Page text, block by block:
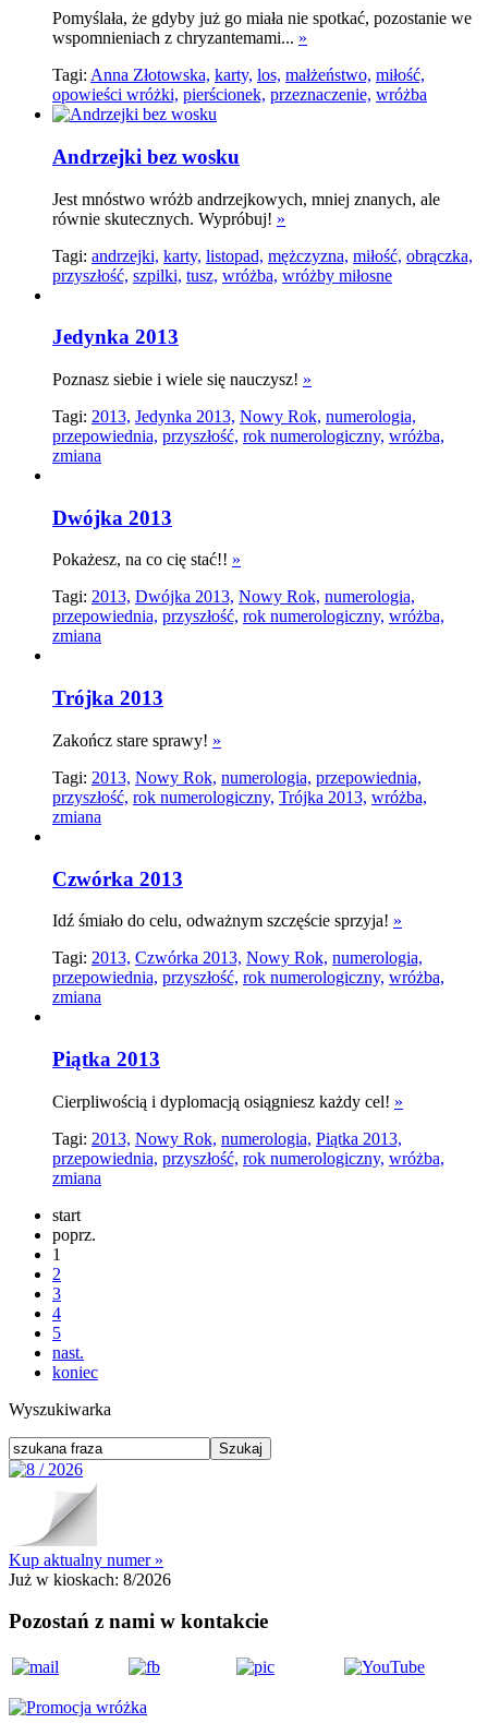
Pomyślała, że gdyby już go miała nie spotkać, pozostanie we
wspomnieniach z chryzantemami... »
Tagi: Anna Złotowska, karty, los, małżeństwo, miłość,
opowieści wróżki, pierścionek, przeznaczenie, wróżba
Andrzejki bez wosku
Jest mnóstwo wróżb andrzejkowych, mniej znanych, ale
równie skutecznych. Wypróbuj! »
Tagi: andrzejki, karty, listopad, mężczyzna, miłość, obrączka,
przyszłość, szpilki, tusz, wróżba, wróżby miłosne
Jedynka 2013
Poznasz siebie i wiele się nauczysz! »
Tagi: 2013, Jedynka 2013, Nowy Rok, numerologia,
przepowiednia, przyszłość, rok numerologiczny, wróżba,
zmiana
Dwójka 2013
Pokażesz, na co cię stać!! »
Tagi: 2013, Dwójka 2013, Nowy Rok, numerologia,
przepowiednia, przyszłość, rok numerologiczny, wróżba,
zmiana
Trójka 2013
Zakończ stare sprawy! »
Tagi: 2013, Nowy Rok, numerologia, przepowiednia,
przyszłość, rok numerologiczny, Trójka 2013, wróżba,
zmiana
Czwórka 2013
Idź śmiało do celu, odważnym szczęście sprzyja! »
Tagi: 2013, Czwórka 2013, Nowy Rok, numerologia,
przepowiednia, przyszłość, rok numerologiczny, wróżba,
zmiana
Piątka 2013
Cierpliwością i dyplomacją osiągniesz każdy cel! »
Tagi: 2013, Nowy Rok, numerologia, Piątka 2013,
przepowiednia, przyszłość, rok numerologiczny, wróżba,
zmiana
start
poprz.
1
2
3
4
5
nast.
koniec
Wyszukiwarka
Kup aktualny numer »
Już w kioskach: 8/2026
Pozostań z nami w kontakcie